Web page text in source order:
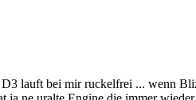
lauft bei mir ruckelfrei ... wenn